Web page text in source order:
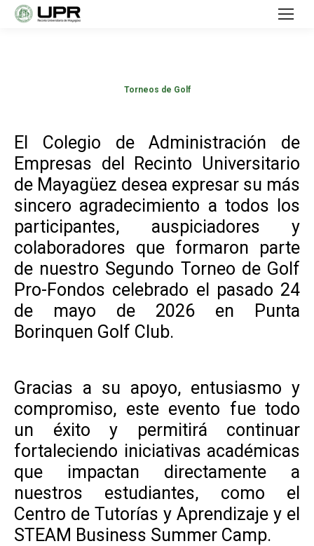
Torneos de Golf
El Colegio de Administración de
Empresas del Recinto Universitario
de Mayagüez desea expresar su más
sincero agradecimiento a todos los
participantes, auspiciadores y
colaboradores que formaron parte
de nuestro Segundo Torneo de Golf
Pro-Fondos celebrado el pasado 24
de mayo de 2026 en Punta
Borinquen Golf Club.
Gracias a su apoyo, entusiasmo y
compromiso, este evento fue todo
un éxito y permitirá continuar
fortaleciendo iniciativas académicas
que impactan directamente a
nuestros estudiantes, como el
Centro de Tutorías y Aprendizaje y el
STEAM Business Summer Camp.